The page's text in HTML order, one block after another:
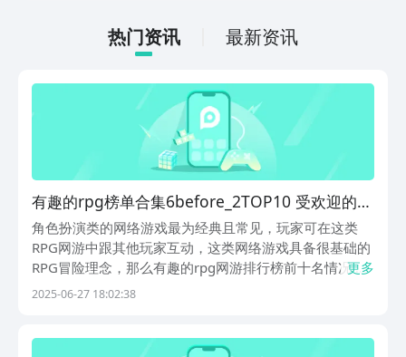
打发无聊的时间，可玩性真的比较高。
热门资讯 最新资讯
有趣的rpg榜单合集6before_2TOP10 受欢迎的角
色扮演游戏介绍2025
角色扮演类的网络游戏最为经典且常见，玩家可在这类
RPG网游中跟其他玩家互动，这类网络游戏具备很基础的
RPG冒险理念，那么有趣的rpg网游排行榜前十名情况怎
么样?小编介绍的十大角色扮演联机作品都很好玩，极为
更多
2025-06-27 18:02:38